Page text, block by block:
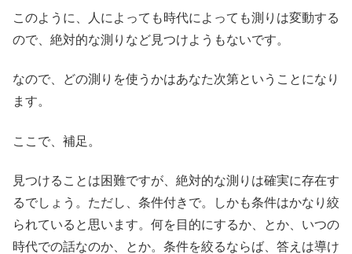
このように、人によっても時代によっても測りは変動する
ので、絶対的な測りなど見つけようもないです。
なので、どの測りを使うかはあなた次第ということになり
ます。
ここで、補足。
見つけることは困難ですが、絶対的な測りは確実に存在す
るでしょう。ただし、条件付きで。しかも条件はかなり絞
られていると思います。何を目的にするか、とか、いつの
時代での話なのか、とか。条件を絞るならば、答えは導け